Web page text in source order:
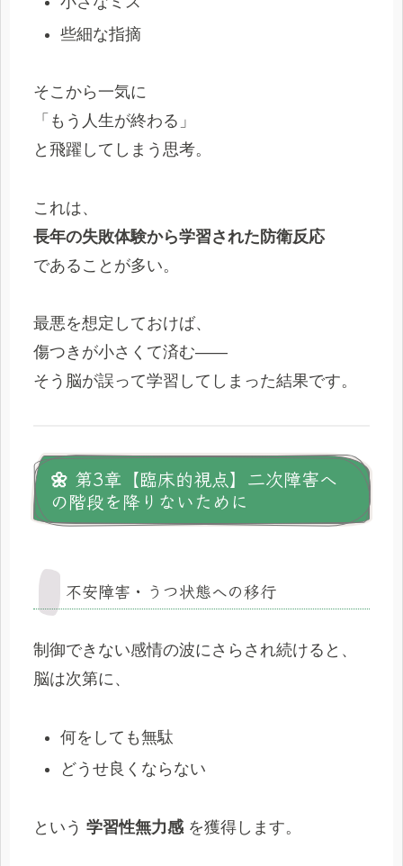
些細な指摘
そこから一気に
「もう人生が終わる」
と飛躍してしまう思考。
これは、
長年の失敗体験から学習された防衛反応
であることが多い。
最悪を想定しておけば、
傷つきが小さくて済む――
そう脳が誤って学習してしまった結果です。
🌼 第3章【臨床的視点】二次障害へ
の階段を降りないために
不安障害・うつ状態への移行
制御できない感情の波にさらされ続けると、
脳は次第に、
何をしても無駄
どうせ良くならない
という 学習性無力感 を獲得します。